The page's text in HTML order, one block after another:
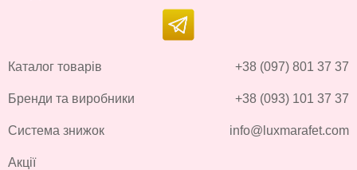
Каталог товарів
Бренди та виробники
Система знижок
Акції
+38 (097) 801 37 37
+38 (093) 101 37 37
info@luxmarafet.com